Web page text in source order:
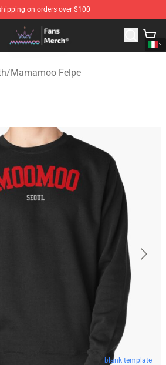
on orders over $100
- Official Mamamoo Merchandise Shop
/Mamamoo Felpe
blank template